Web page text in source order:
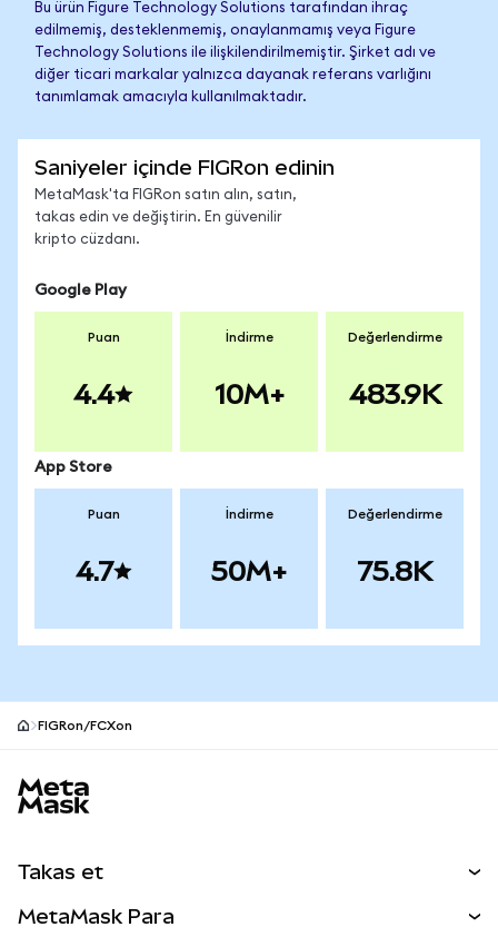
Bu ürün Figure Technology Solutions tarafından ihraç
edilmemiş, desteklenmemiş, onaylanmamış veya Figure
Technology Solutions ile ilişkilendirilmemiştir. Şirket adı ve
diğer ticari markalar yalnızca dayanak referans varlığını
tanımlamak amacıyla kullanılmaktadır.
Saniyeler içinde FIGRon edinin
MetaMask'ta FIGRon satın alın, satın,
takas edin ve değiştirin. En güvenilir
kripto cüzdanı.
Google Play
Puan
4.4
İndirme
10M+
Değerlendirme
483.9K
App Store
Puan
4.7
İndirme
50M+
Değerlendirme
75.8K
FIGRon/FCXon
Takas et
MetaMask Para